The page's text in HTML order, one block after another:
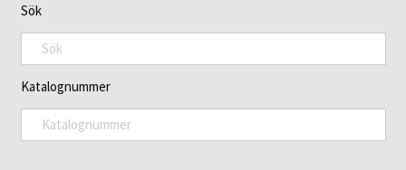
Sök
Katalognummer